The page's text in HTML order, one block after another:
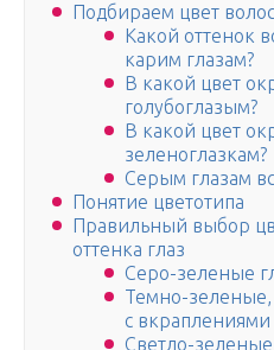
Подбираем цвет
Какой оттенок
карим глазам?
В какой цвет
голубоглазым?
В какой цвет
зеленоглазкам?
Серым глазам
Понятие цветотипа
Правильный выбор
оттенка глаз
Серо-зеленые
Темно-зеленые,
с вкраплениями
Светло-зеленые